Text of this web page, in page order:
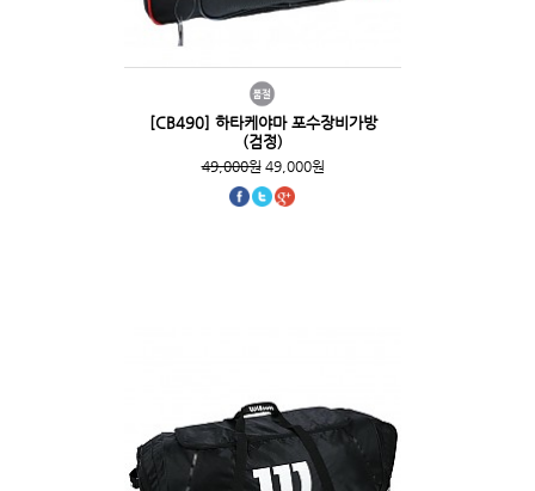
[CB490] 하타케야마 포수장비가방
(검정)
49,000원49,000원